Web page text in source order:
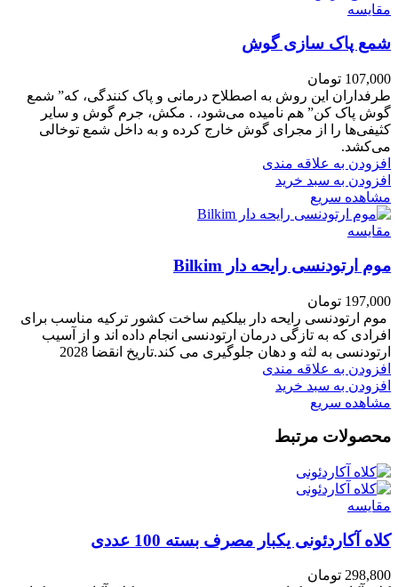
مقایسه
شمع پاک سازی گوش
107,000 تومان
طرفداران این روش به اصطلاح درمانی و پاک کنندگی، که” شمع
گوش پاک کن” هم نامیده می‌شود، . مکش، جرم گوش و سایر
کثیفی‌ها را از مجرای گوش خارج کرده و به داخل شمع توخالی
می‌کشد.
افزودن به علاقه مندی
افزودن به سبد خرید
مشاهده سریع
مقایسه
موم ارتودنسی رایحه دار Bilkim
197,000 تومان
موم ارتودنسی رایحه دار بیلکیم ساخت کشور ترکیه مناسب برای
افرادی که به تازگی درمان ارتودنسی انجام داده اند و از آسیب
ارتودنسی به لثه و دهان جلوگیری می کند.تاریخ انقضا 2028
افزودن به علاقه مندی
افزودن به سبد خرید
مشاهده سریع
محصولات مرتبط
مقایسه
کلاه آکاردئونی یکبار مصرف بسته 100 عددی
298,800 تومان